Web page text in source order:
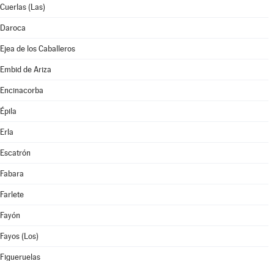
Cuerlas (Las)
Daroca
Ejea de los Caballeros
Embid de Ariza
Encinacorba
Épila
Erla
Escatrón
Fabara
Farlete
Fayón
Fayos (Los)
Figueruelas